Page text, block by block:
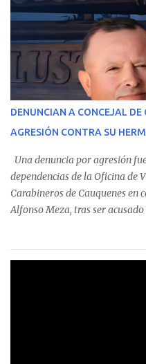
estableció que estos
custodian fondos públicos—
monto total de $116.075.918
En el detalle regional, se indica
identificó a cuatro
operaciones. Asimismo, se
corresponde a un funcionario
detectaron incumplimientos a
precisa que la mayor cantidad
Talca, donde...
DENUNCIAN A CONCEJAL DE
AGRESIÓN CONTRA SU
Una denuncia por agresión
dependencias de la Oficina
Carabineros de Cauquenes en
Alfonso Meza, tras ser
relató que los hechos